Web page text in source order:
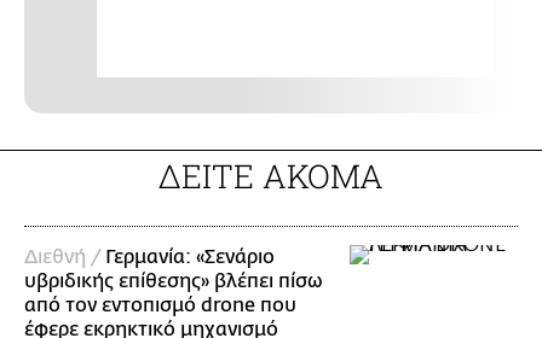
ΔΕΙΤΕ ΑΚΟΜΑ
Διεθνή / Γερμανία: «Σενάριο
υβριδικής επίθεσης» βλέπει πίσω
από τον εντοπισμό drone που
έφερε εκρηκτικό μηχανισμό